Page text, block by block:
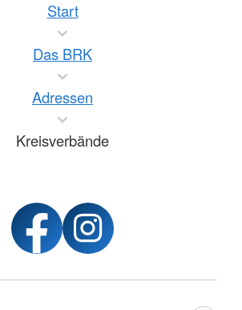
Start
Das BRK
Adressen
Kreisverbände